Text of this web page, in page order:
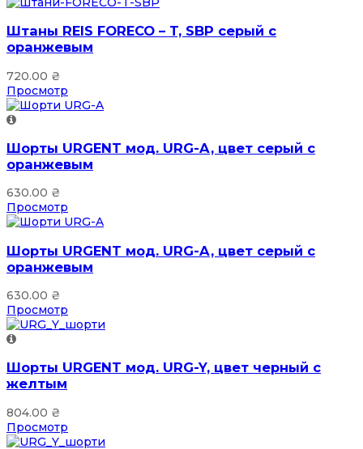
Штаны REIS FORECO – T, SBP серый с
оранжевым
720.00 ₴
Просмотр
Шорты URGENT мод. URG-A, цвет серый с
оранжевым
630.00 ₴
Просмотр
Шорты URGENT мод. URG-A, цвет серый с
оранжевым
630.00 ₴
Просмотр
Шорты URGENT мод. URG-Y, цвет черный с
желтым
804.00 ₴
Просмотр